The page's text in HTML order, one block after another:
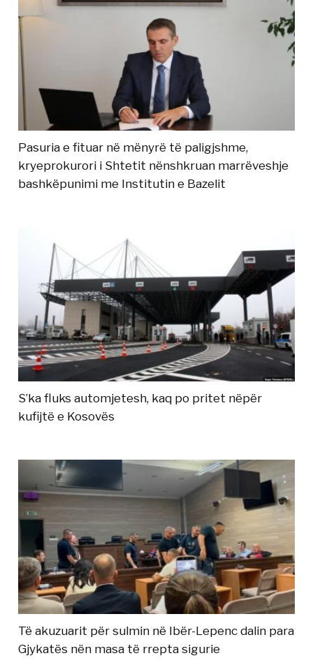
Pasuria e fituar në mënyrë të paligjshme,
kryeprokurori i Shtetit nënshkruan marrëveshje
bashkëpunimi me Institutin e Bazelit
S’ka fluks automjetesh, kaq po pritet nëpër
kufijtë e Kosovës
Të akuzuarit për sulmin në Ibër-Lepenc dalin para
Gjykatës nën masa të rrepta sigurie